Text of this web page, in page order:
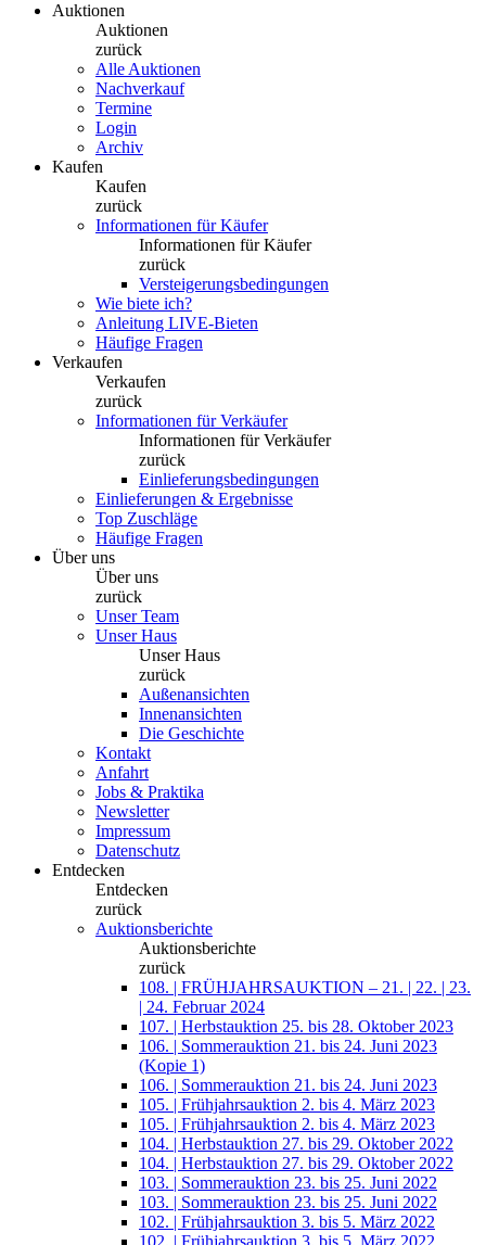
Auktionen
Auktionen
zurück
Alle Auktionen
Nachverkauf
Termine
Login
Archiv
Kaufen
Kaufen
zurück
Informationen für Käufer
Informationen für Käufer
zurück
Versteigerungsbedingungen
Wie biete ich?
Anleitung LIVE-Bieten
Häufige Fragen
Verkaufen
Verkaufen
zurück
Informationen für Verkäufer
Informationen für Verkäufer
zurück
Einlieferungsbedingungen
Einlieferungen & Ergebnisse
Top Zuschläge
Häufige Fragen
Über uns
Über uns
zurück
Unser Team
Unser Haus
Unser Haus
zurück
Außenansichten
Innenansichten
Die Geschichte
Kontakt
Anfahrt
Jobs & Praktika
Newsletter
Impressum
Datenschutz
Entdecken
Entdecken
zurück
Auktionsberichte
Auktionsberichte
zurück
108. | FRÜHJAHRSAUKTION – 21. | 22. | 23.
| 24. Februar 2024
107. | Herbstauktion 25. bis 28. Oktober 2023
106. | Sommerauktion 21. bis 24. Juni 2023
(Kopie 1)
106. | Sommerauktion 21. bis 24. Juni 2023
105. | Frühjahrsauktion 2. bis 4. März 2023
105. | Frühjahrsauktion 2. bis 4. März 2023
104. | Herbstauktion 27. bis 29. Oktober 2022
104. | Herbstauktion 27. bis 29. Oktober 2022
103. | Sommerauktion 23. bis 25. Juni 2022
103. | Sommerauktion 23. bis 25. Juni 2022
102. | Frühjahrsauktion 3. bis 5. März 2022
102. | Frühjahrsauktion 3. bis 5. März 2022